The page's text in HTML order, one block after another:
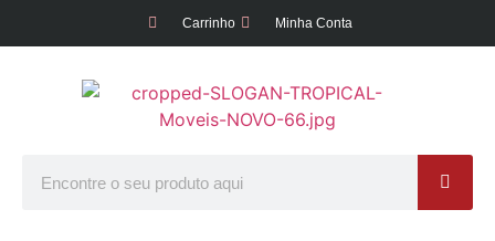
Carrinho Minha Conta